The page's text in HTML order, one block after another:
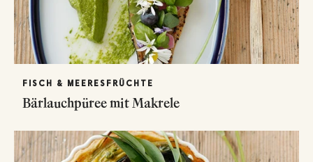
FISCH & MEERESFRÜCHTE
Bärlauchpüree mit Makrele